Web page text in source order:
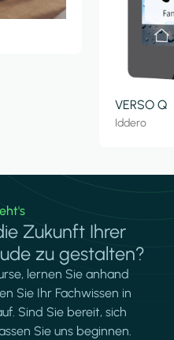
VERSO Q
Iddero
Zukunft Ihrer
zu gestalten?
lernen Sie anhand
Sie Ihr Fachwissen in
Sind Sie bereit, sich
Sie uns beginnen.